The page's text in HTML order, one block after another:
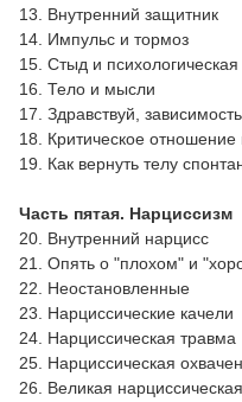
13. Внутренний защитник
14. Импульс и тормоз
15. Стыд и
16. Тело и мысли
17. Здравствуй, зависимость
18. Критическое отношение
19. Как вернуть телу
Часть пятая. Нарциссизм
20. Внутренний нарцисс
21. Опять о "плохом" и
22. Неостановленные
23. Нарциссические качели
24. Нарциссическая травма
25. Нарциссическая
26. Великая